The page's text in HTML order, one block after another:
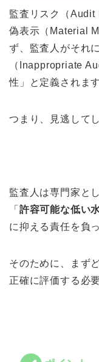
監査リスク（Audit
偽表示（Material
ず、監査人がそれ
（Inappropriate
性」と定義されます
つまり、見逃して
監査人は専門家と
「 許容可能な低い
に抑える責任を負
そのために、まず
正確に評価する必